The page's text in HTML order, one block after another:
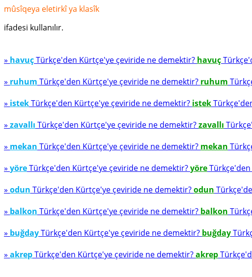
mûsîqeya eletirkî ya klasîk
ifadesi kullanılır.
» havuçTürkçe'den Kürtçe'ye çeviride ne demektir? havuç
» ruhum Türkçe'den Kürtçe'ye çeviride ne demektir? ruhum
» istekTürkçe'den Kürtçe'ye çeviride ne demektir? istek
» zavallı Türkçe'den Kürtçe'ye çeviride ne demektir?zavallı
» mekan Türkçe'den Kürtçe'ye çeviride ne demektir? mekan
» yöreTürkçe'den Kürtçe'ye çeviride ne demektir?yöre
» odun Türkçe'den Kürtçe'ye çeviride ne demektir?odun
» balkon Türkçe'den Kürtçe'ye çeviride ne demektir? balkon
» buğdayTürkçe'den Kürtçe'ye çeviride ne demektir? buğday
» akrepTürkçe'den Kürtçe'ye çeviride ne demektir?akrep